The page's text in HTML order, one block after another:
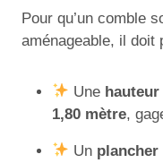
Pour qu’un comble
aménageable, il doit
Une
1,80 mètre,
Un plancher